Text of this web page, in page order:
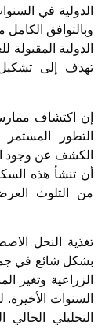
الدولية في
الدولية
تهدف إلى
إن اكتشاف
التطور
الكشف عن وجود
أن تنشأ هذه
من التلوث
تغذية النحل
بشكل شائع في
الزراعية وتغير
السنوات
التحليلي